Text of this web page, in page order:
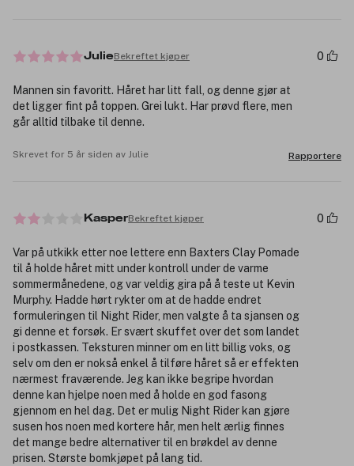
JulieBekreftet kjøper 0
Mannen sin favoritt. Håret har litt fall, og denne gjør at
det ligger fint på toppen. Grei lukt. Har prøvd flere, men
går alltid tilbake til denne.
Skrevet for 5 år siden av Julie Rapportere
KasperBekreftet kjøper 0
Var på utkikk etter noe lettere enn Baxters Clay Pomade
til å holde håret mitt under kontroll under de varme
sommermånedene, og var veldig gira på å teste ut Kevin
Murphy. Hadde hørt rykter om at de hadde endret
formuleringen til Night Rider, men valgte å ta sjansen og
gi denne et forsøk. Er svært skuffet over det som landet
i postkassen. Teksturen minner om en litt billig voks, og
selv om den er nokså enkel å tilføre håret så er effekten
nærmest fraværende. Jeg kan ikke begripe hvordan
denne kan hjelpe noen med å holde en god fasong
gjennom en hel dag. Det er mulig Night Rider kan gjøre
susen hos noen med kortere hår, men helt ærlig finnes
det mange bedre alternativer til en brøkdel av denne
prisen. Største bomkjøpet på lang tid.